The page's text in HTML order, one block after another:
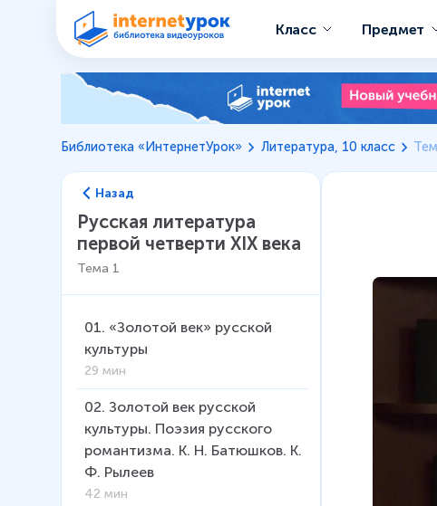
Класс Предмет
Библиотека «ИнтернетУрок» Литература, 10 класс
Назад
Русская литература
первой четверти XIX века
Тема 1
01. «Золотой век» русской
культуры
29 мин
02. Золотой век русской
культуры. Поэзия русского
романтизма. К. Н. Батюшков. К.
Ф. Рылеев
42 мин